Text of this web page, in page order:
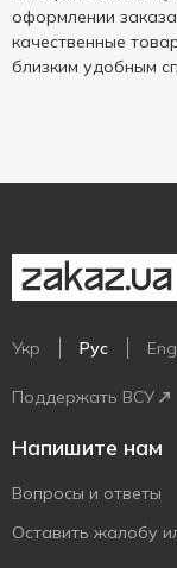
оформлении
качественные
близким удобным
Укр Рус Eng
Поддержать ВСУ
Напишите нам
Вопросы и ответы
Оставить жалобу